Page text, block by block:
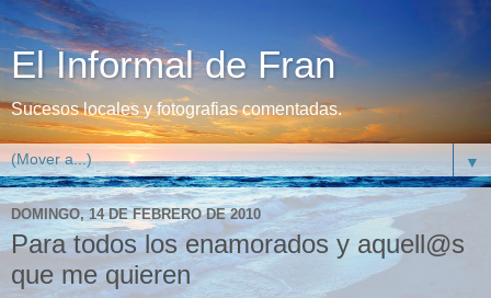
El Informal de Fran
Sucesos locales y fotografias comentadas.
▼
DOMINGO, 14 DE FEBRERO DE 2010
Para todos los enamorados y aquell@s
que me quieren